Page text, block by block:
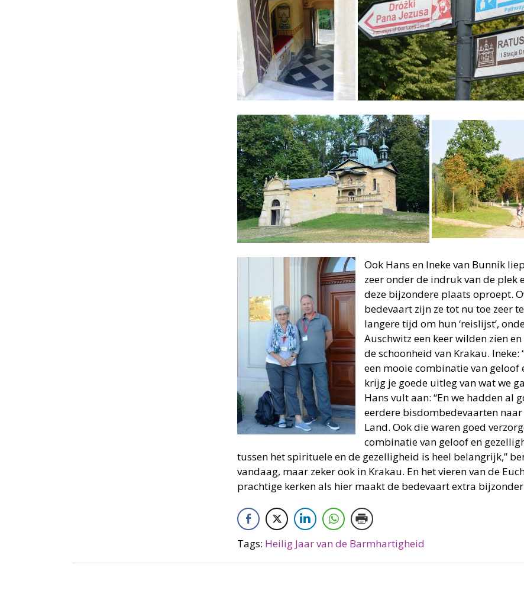
Ook Hans en Ineke van Bunnik
zeer onder de indruk van de plek
deze bijzondere plaats oproept.
bedevaart zijn ze tot nu toe zeer
langere tijd om hun ‘reislijst’,
Auschwitz een keer wilden zien
de schoonheid van Krakau. Ineke:
een mooie combinatie van geloof
krijg je goede uitleg van wat we
Hans vult aan: “En we hadden al
eerdere bisdombedevaarten
Land. Ook die waren goed
combinatie van geloof en
tussen het spirituele en de gezelligheid is heel belangrijk,”
vandaag, maar zeker ook in Krakau. En het vieren van de
prachtige kerken als hier maakt de bedevaart extra
Tags: Heilig Jaar van de Barmhartigheid